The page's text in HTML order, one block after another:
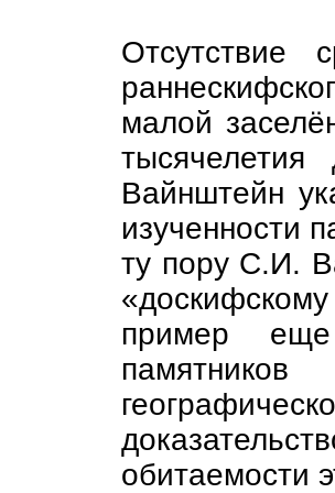
Отсутствие
малой
Вайнштейн
изученности
ту пору С.И.
пример еще
обитаемости